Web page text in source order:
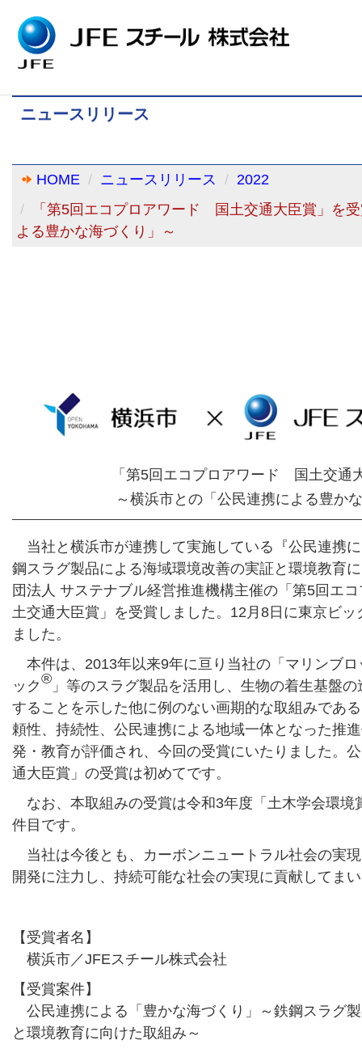
ニュースリリース
HOME ニュースリリース
2022
「第5回エコプロアワード 国土交通大臣賞」を
よる豊かな海づくり」～
「第5回エコプロアワード 国土交通
～横浜市との「公民連携による豊か
当社と横浜市が連携して実施している『公民連携
鋼スラグ製品による海域環境改善の実証と環境教育
団法人 サステナブル経営推進機構主催の「第5回エ
土交通大臣賞」を受賞しました。12月8日に東京ビ
ました。
本件は、2013年以来9年に亘り当社の「マリンブロ
ック® 」等のスラグ製品を活用し、生物の着生基盤
することを示した他に例のない画期的な取組みであ
頼性、持続性、公民連携による地域一体となった推
発・教育が評価され、今回の受賞にいたりました。
通大臣賞」の受賞は初めてです。
なお、本取組みの受賞は令和3年度「土木学会環
件目です。
当社は今後とも、カーボンニュートラル社会の実
開発に注力し、持続可能な社会の実現に貢献してま
【受賞者名】
横浜市／JFEスチール株式会社
【受賞案件】
公民連携による「豊かな海づくり」～鉄鋼スラグ
と環境教育に向けた取組み～